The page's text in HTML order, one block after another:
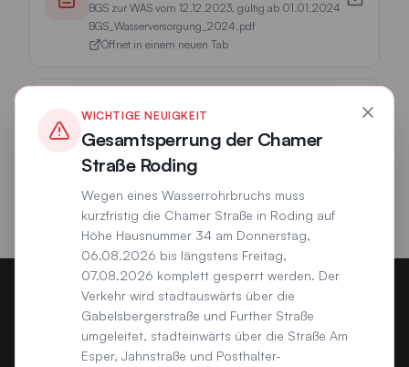
BGS zur WAS vom 12.12.2023, gültig ab 01.01.2024
BGS_Wasserversorgung_2024.pdf
Öffnet in einem neuen Tab
PDF
2026_Grundstücksanschluss_Wasser (1).pdf
Öffnet in einem neuen Tab
WICHTIGE NEUIGKEIT
Gesamtsperrung der Chamer
Straße Roding
Wegen eines Wasserrohrbruchs muss
kurzfristig die Chamer Straße in Roding auf
Höhe Hausnummer 34 am Donnerstag,
06.08.2026 bis längstens Freitag,
07.08.2026 komplett gesperrt werden. Der
Verkehr wird stadtauswärts über die
Gabelsbergerstraße und Further Straße
umgeleitet, stadteinwärts über die Straße Am
Esper, Jahnstraße und Posthalter-